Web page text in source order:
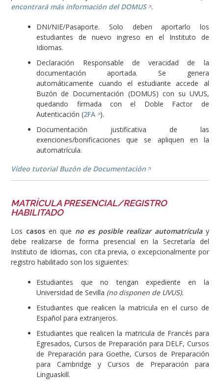
encontrará más información del DOMUS .
DNI/NIE/Pasaporte. Solo deben aportarlo los
estudiantes de nuevo ingreso en el Instituto de
Idiomas.
Declaración Responsable de veracidad de la
documentación aportada. Se genera
automáticamente cuando el estudiante accede al
Buzón de Documentación (DOMUS) con su UVUS,
quedando firmada con el Doble Factor de
Autenticación (2FA ).
Documentación justificativa de las
exenciones/bonificaciones que se apliquen en la
automatrícula.
Vídeo tutorial Buzón de Documentación
MATRÍCULA PRESENCIAL/REGISTRO
HABILITADO
Los casosen que no es posible realizar automatrículay
debe realizarse de forma presencial en la Secretaría del
Instituto de Idiomas, con cita previa, o excepcionalmente por
registro habilitado son los siguientes:
Estudiantes que no tengan expediente en la
Universidad de Sevilla (no disponen de UVUS).
Estudiantes que realicen la matricula en el curso de
Español para extranjeros.
Estudiantes que realicen la matricula de Francés para
Egresados, Cursos de Preparación para DELF, Cursos
de Preparación para Goethe, Cursos de Preparación
para Cambridge y Cursos de Preparación para
Linguaskill.